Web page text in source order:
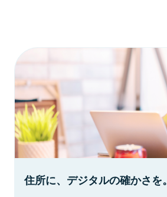
住所に、デジタルの確かさを。